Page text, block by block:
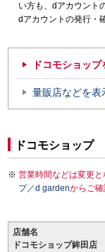
い方も、dアカウント
dアカウントの発行・
ドコモショップ
量販店などを表
ドコモショップ
営業時間などは変更
プ／d gardenからご確
店舗名
ドコモショップ鉾田店